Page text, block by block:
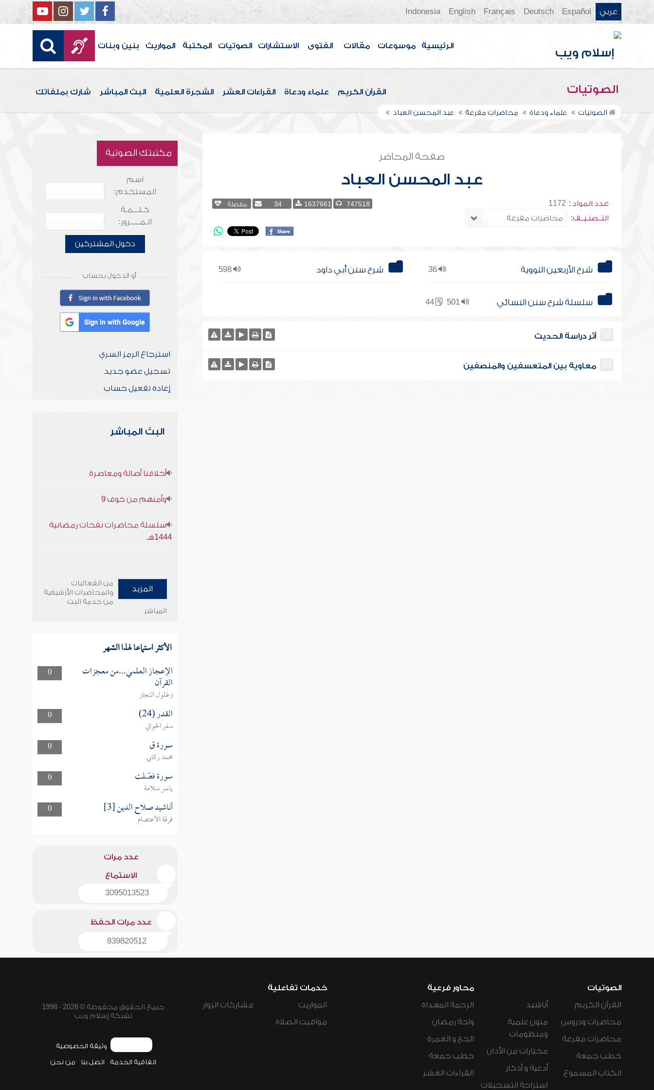
عربي Español
Deutsch
Français
English
Indonesia
الرئيسية موسوعات مقالات الفتوى الاستشارات الصوتيات المكتبة المواريث بنين وبنات
الصوتيات القرآن الكريم علماء ودعاة القراءات العشر الشجرة العلمية البث المباشر شارك بملفاتك
الصوتيات علماء ودعاة محاضرات مفرغة عبد المحسن العباد
صفحة المحاضر
عبد المحسن العباد
عدد المواد : 1172
التــصنـيــف:
747518
1637661
34 مفضلة
36 شرح الأربعين النووية 598 شرح سنن أبي داود
501
44 سلسلة شرح سنن النسائي
أثر دراسة الحديث
معاوية بين المتعسفين والمنصفين
مكتبتك الصوتية
اسم
المستخدم:
كـلـــمـة
الـمـــــرور:
دخول المشتركين
أو الدخول بحساب
استرجاع الرمز السري
تسجيل عضو جديد
إعادة تفعيل حساب
البث المباشر
أخلاقنا أصالة ومعاصرة
وأمنهم من خوف 9
سلسلة محاضرات نفحات رمضانية
1444هـ
المزيد
من الفعاليات
والمحاضرات الأرشيفية
من خدمة البث
المباشر
الأكثر استماعا لهذا الشهر
0 الإعجاز العلمي...من معجزات
القرآن
زغلول النجار
0
القدر (24)
سفر الحوالي
0
سورة ق
محمد ركابي
0
سورة فصّلت
ياسر سلامة
0
أناشيد صلاح الدين [3]
فرقة الاعتصام
عدد مرات
الاستماع
3095013523
عدد مرات الحفظ
839820512
الصوتيات
القرآن الكريم
محاضرات ودروس
محاضرات مفرغة
خطب جمعة
الكتاب المسموع
أناشيد
متون علمية
ومنظومات
مختارات من الأذان
أدعية و أذكار
استراحة التسجيلات
محاور فرعية
الرحمة المهداة
واحة رمضان
الحج و العمرة
خطب جمعة
القراءات العشر
خدمات تفاعلية
المواريث
مواقيت الصلاة
مشاركات الزوار
جميع الحقوق محفوظة © 2026 - 1998
لشبكة إسلام ويب
وثيقة الخصوصية
اتفاقية الخدمة اتصل بنا من نحن